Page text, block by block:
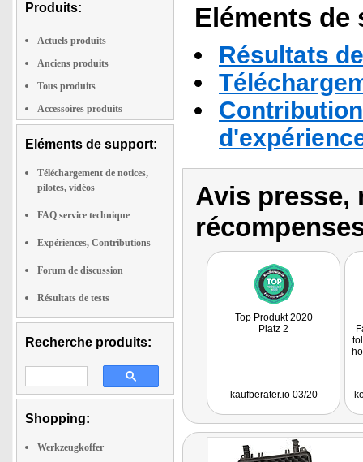
Produits:
Actuels produits
Anciens produits
Tous produits
Accessoires produits
Eléments de support:
Téléchargement de notices,
pilotes, vidéos
FAQ service technique
Expériences, Contributions
Forum de discussion
Résultats de tests
Recherche produits:
Shopping:
Werkzeugkoffer
Eléments
Résultats
Avis presse,
Top Produkt 2020
Platz 2
kaufberater.io 03/20